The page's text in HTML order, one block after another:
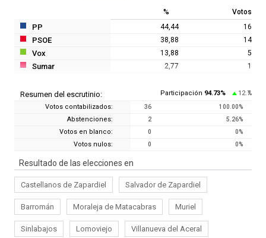
% Votos
PP 44,44 16
PSOE 38,88 14
Vox 13,88 5
Sumar 2,77 1
Resumen del escrutinio: Participación 94.73% 12.7%
Votos contabilizados: 36 100.00%
Abstenciones: 2 5.26%
Votos en blanco: 0 0%
Votos nulos: 0 0%
Resultado de las elecciones en
Castellanos de Zapardiel Salvador de Zapardiel
Barromán Moraleja de Matacabras Muriel
Sinlabajos Lomoviejo Villanueva del Aceral